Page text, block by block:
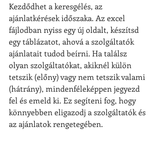
Kezdődhet a keresgélés, az
ajánlatkérések időszaka. Az excel
fájlodban nyiss egy új oldalt, készítsd
egy táblázatot, ahová a szolgáltatók
ajánlatait tudod beírni. Ha találsz
olyan szolgáltatókat, akiknél külön
tetszik (előny) vagy nem tetszik valami
(hátrány), mindenféleképpen jegyezd
fel és emeld ki. Ez segíteni fog, hogy
könnyebben eligazodj a szolgáltatók és
az ajánlatok rengetegében.